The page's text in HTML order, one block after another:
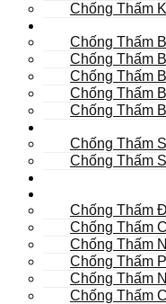
Chống Thấm
Chống Thấm
Chống Thấm
Chống Thấm
Chống Thấm
Chống Thấm
Chống Thấm
Chống Thấm
Chống Thấm
Chống Thấm
Chống Thấm
Chống Thấm
Chống Thấm
Chống Thấm